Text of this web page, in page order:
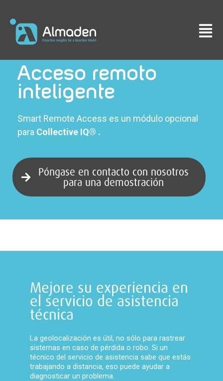
Acceso remoto
inteligente
Smart Remote Access es un módulo opcional
para Collective IQ® .
Póngase en contacto con nosotros
para una demostración
Mejore su experiencia en
el servicio de asistencia
técnica
La geolocalización es útil, no sólo para rastrear
sistemas en caso de pérdida o robo. Si un
técnico del servicio de asistencia sabe que estás
trabajando a distancia, eso puede ayudar a
diagnosticar un problema.